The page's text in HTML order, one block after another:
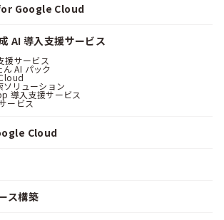
Google Cloud
AI 導入支援サービス
援サービス
AI パック
ソリューション
導入支援サービス
ービス
Cloud
ス構築